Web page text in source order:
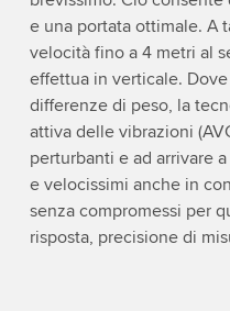
e una portata ottimale. A
velocità fino a 4 metri al
effettua in verticale.
differenze di peso, la
attiva delle vibrazioni
perturbanti e ad arrivare
e velocissimi anche in
senza compromessi per
risposta, precisione di